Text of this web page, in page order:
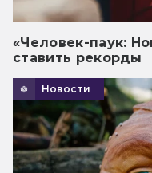
«Человек-паук:
ставить рекорды
Новости